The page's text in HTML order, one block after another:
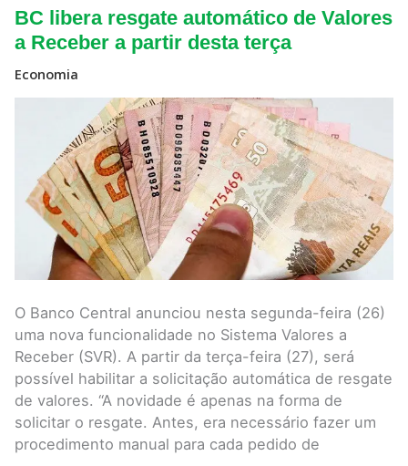
BC libera resgate automático de Valores
a Receber a partir desta terça
Economia
O Banco Central anunciou nesta segunda-feira (26)
uma nova funcionalidade no Sistema Valores a
Receber (SVR). A partir da terça-feira (27), será
possível habilitar a solicitação automática de resgate
de valores. “A novidade é apenas na forma de
solicitar o resgate. Antes, era necessário fazer um
procedimento manual para cada pedido de
BC
libera
resgate
automático
a
Receber
a
partir
desta
terça